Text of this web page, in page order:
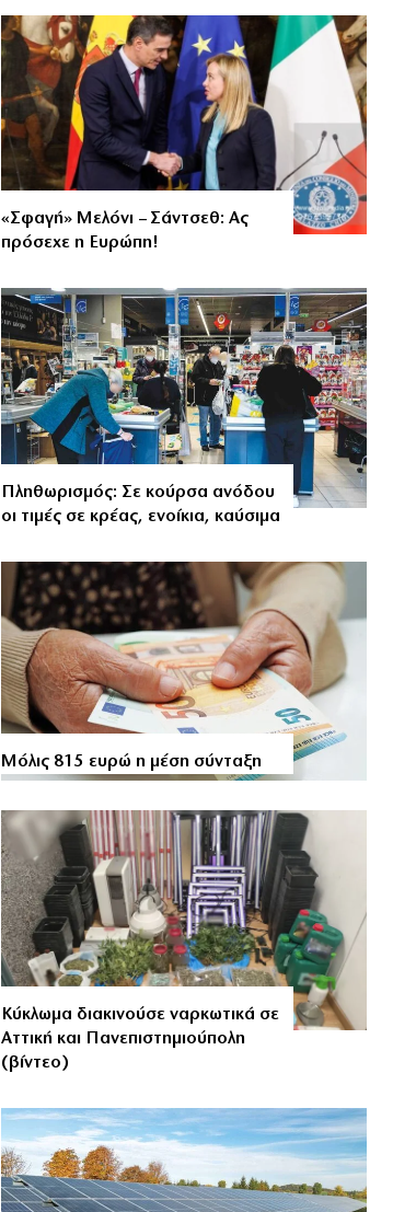
«Σφαγή» Μελόνι – Σάντσεθ: Ας
πρόσεχε η Ευρώπη!
Πληθωρισμός: Σε κούρσα ανόδου
οι τιμές σε κρέας, ενοίκια, καύσιμα
Μόλις 815 ευρώ η μέση σύνταξη
Κύκλωμα διακινούσε ναρκωτικά σε
Αττική και Πανεπιστημιούπολη
(βίντεο)